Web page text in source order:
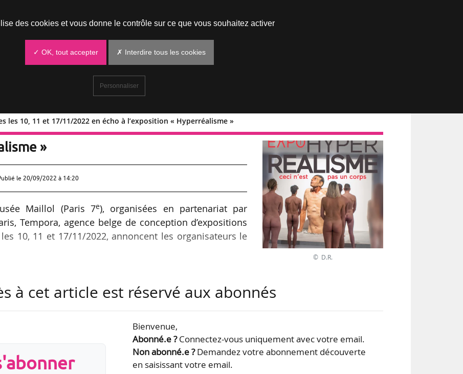
les 10, 11 et 17/11/2022 en écho à l’exposition « Hyperréalisme »
nues les 10, 11 et 17/11/2022 en écho
»
le 20/09/2022 à 14:20
Maillol (Paris 7e), organisées en partenariat par
Tempora, agence belge de conception d’expositions
10, 11 et 17/11/2022, annoncent les organisateurs le
2023), centrée sur la « représentation d’une foule de
sur le site du musée Maillol mais également sur place.
© D.R.
à cet article est réservé aux abonnés
Bienvenue,
Abonné.e ?Connectez-vous uniquement avec votre email.
Non abonné.e ?Demandez votre abonnement découverte
en saisissant votre email.
des cookies et vous donne le contrôle sur ce que vous souhaitez activer
✓ OK, tout accepter ✗ Interdire tous les cookies
Personnaliser